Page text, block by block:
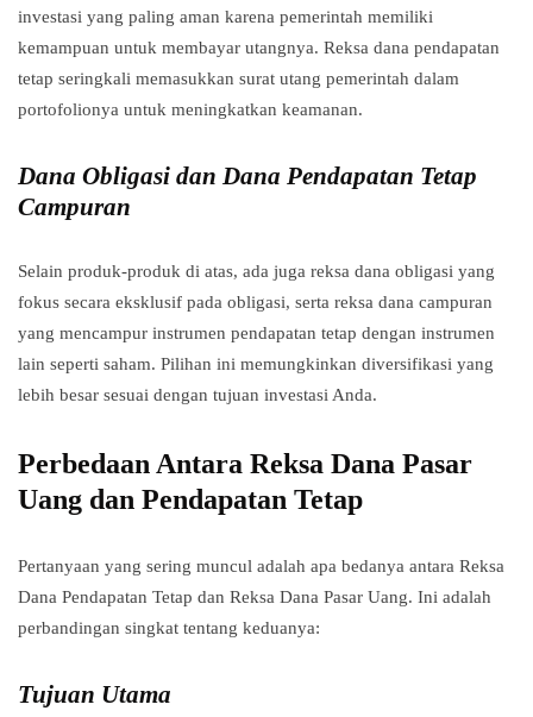
investasi yang paling aman karena pemerintah memiliki
kemampuan untuk membayar utangnya. Reksa dana pendapatan
tetap seringkali memasukkan surat utang pemerintah dalam
portofolionya untuk meningkatkan keamanan.
Dana Obligasi dan Dana Pendapatan Tetap
Campuran
Selain produk-produk di atas, ada juga reksa dana obligasi yang
fokus secara eksklusif pada obligasi, serta reksa dana campuran
yang mencampur instrumen pendapatan tetap dengan instrumen
lain seperti saham. Pilihan ini memungkinkan diversifikasi yang
lebih besar sesuai dengan tujuan investasi Anda.
Perbedaan Antara Reksa Dana Pasar
Uang dan Pendapatan Tetap
Pertanyaan yang sering muncul adalah apa bedanya antara Reksa
Dana Pendapatan Tetap dan Reksa Dana Pasar Uang. Ini adalah
perbandingan singkat tentang keduanya:
Tujuan Utama